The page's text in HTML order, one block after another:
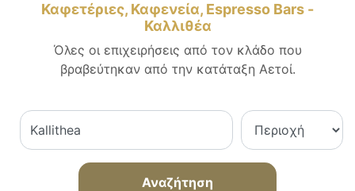
Καφετέριες, Καφενεία, Espresso Bars -
Καλλιθέα
Όλες οι επιχειρήσεις από τον κλάδο που
βραβεύτηκαν από την κατάταξη Αετοί.
Αναζήτηση